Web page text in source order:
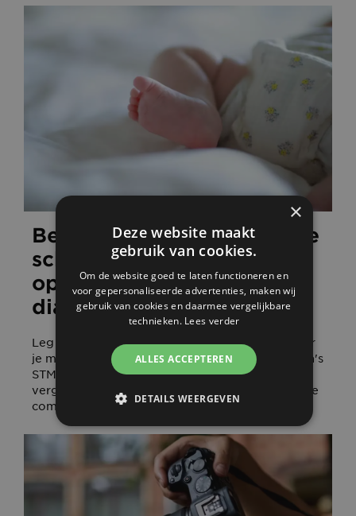
Betrouwbare automatische
scherpstelling voor
opnamen met een groot
diafragma
Leg het moment nauwkeurig vast, zelfs wanneer
je met een geringe scherptediepte werkt. Canon's
STM AF-technologie blijft op je onderwerp
vergrendeld, zodat je je kunt concentreren op de
compositie.
×
Deze website maakt
gebruik van cookies.
Om de website goed te laten functioneren en
voor gepersonaliseerde advertenties, maken wij
gebruik van cookies en daarmee vergelijkbare
technieken. Lees verder
ALLES ACCEPTEREN
DETAILS WEERGEVEN